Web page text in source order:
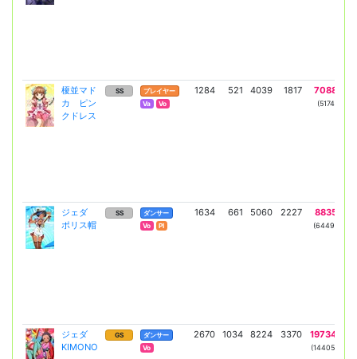
榎並マド
カ ピン
クドレス
SS
プレイヤー
Va
Vo
1284 521 4039 1817 7088
(5174)
ジェダ
ポリス帽
SS
ダンサー
Vo
Pl
1634 661 5060 2227 8835
(6449)
ジェダ
KIMONO
GS
ダンサー
Vo
2670 1034 8224 3370 19734
(14405)